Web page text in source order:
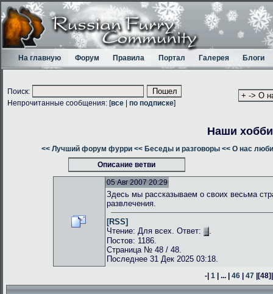
На главную Форум Правила Портал Галерея Блоги
Поиск:
Непрочитанные сообщения: [все по подписке]
Наши хобби
<< Лучший форум фурри << Беседы и разговоры << О нас
Описание ветви
05 Авг 2007 20:29
Здесь мы рассказываем о своих весьма
развлечения.
[RSS]
Чтение: Для всех. Ответ:
.
Постов: 1186.
Страница № 48 / 48.
Последнее 31 Дек 2025 03:18.
-| 1 | ... | 46 | 47 |[48]